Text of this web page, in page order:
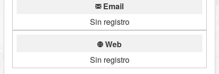
Email
Sin registro
Web
Sin registro